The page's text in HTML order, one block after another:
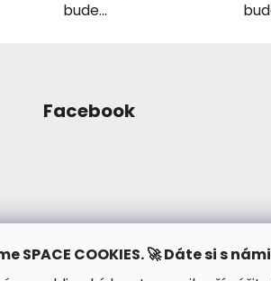
SPACE COOKIES. 🚀 Dáte si s
bude...
Facebook